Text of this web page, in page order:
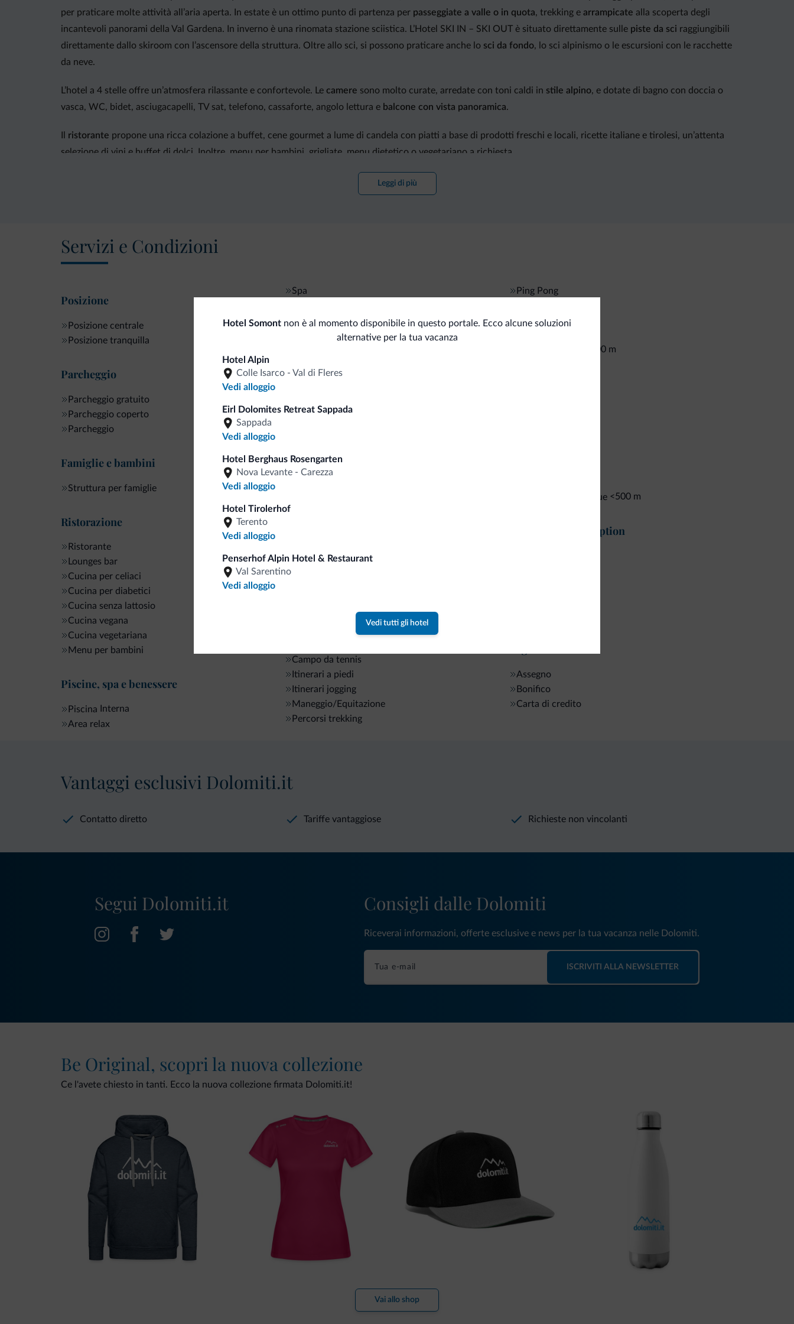
per praticare molte attività all’aria aperta. In estate è un ottimo punto di partenza per passeggiate a valle o in quota, trekking e arrampicate alla scoperta degli
incantevoli panorami della Val Gardena. In inverno è una rinomata stazione sciistica. L’Hotel SKI IN – SKI OUT è situato direttamente sulle piste da sci raggiungibili
direttamente dallo skiroom con l’ascensore della struttura. Oltre allo sci, si possono praticare anche lo sci da fondo, lo sci alpinismo o le escursioni con le racchette
da neve.
L’hotel a 4 stelle offre un’atmosfera rilassante e confortevole. Le camere sono molto curate, arredate con toni caldi in stile alpino, e dotate di bagno con doccia o
vasca, WC, bidet, asciugacapelli, TV sat, telefono, cassaforte, angolo lettura e balcone con vista panoramica.
ristorante propone una ricca colazione a buffet, cene gourmet a lume di candela con piatti a base di prodotti freschi e locali, ricette italiane e tirolesi, un’attenta
selezione di vini e buffet di dolci. Inoltre, menu per bambini, grigliate, menu dietetico o vegetariano a richiesta.
, di 300 mq, accoglie chi vuole rigenerarsi dopo una giornata di sport e include piscina interna con cromoterapia, idromassaggio, saune ovvero
sauna finlandese, bagno turco, bio sauna e cabina a infrarossi, palestra e, a pagamento, anche solarium.
Leggi di più
Servizi e Condizioni
Posizione
Posizione centrale
Posizione tranquilla
Parcheggio
Parcheggio gratuito
Parcheggio coperto
Parcheggio
Famiglie e bambini
Struttura per famiglie
Ristorazione
Ristorante
Lounges bar
Cucina per celiaci
Cucina per diabetici
Cucina senza lattosio
Cucina vegana
Cucina vegetariana
Menu per bambini
Piscine, spa e benessere
Piscina
Interna
Area relax
Spa
Bagno turco
Animali
Bici/MTB/e-bike
Piste da sci/impianti
Campo da tennis
Itinerari a piedi
Itinerari jogging
Maneggio/Equitazione
Percorsi trekking
Ping Pong
Servizi generali
<500 m
Griglia per il barbecue <500 m
Accoglienza e reception
Assegno
Bonifico
Carta di credito
Hotel Somont non è al momento disponibile in questo portale. Ecco alcune soluzioni
alternative per la tua vacanza
Hotel Alpin
Colle Isarco - Val di Fleres
Vedi alloggio
Eirl Dolomites Retreat Sappada
Sappada
Vedi alloggio
Hotel Berghaus Rosengarten
Nova Levante - Carezza
Vedi alloggio
Hotel Tirolerhof
Terento
Vedi alloggio
Penserhof Alpin Hotel & Restaurant
Val Sarentino
Vedi alloggio
Vedi tutti gli hotel
Vantaggi esclusivi Dolomiti.it
Contatto diretto Tariffe vantaggiose Richieste non vincolanti
Segui Dolomiti.it Consigli dalle Dolomiti
Riceverai informazioni, offerte esclusive e news per la tua vacanza nelle Dolomiti.
ISCRIVITI ALLA NEWSLETTER
Be Original, scopri la nuova collezione
Ce l'avete chiesto in tanti. Ecco la nuova collezione firmata Dolomiti.it!
Vai allo shop